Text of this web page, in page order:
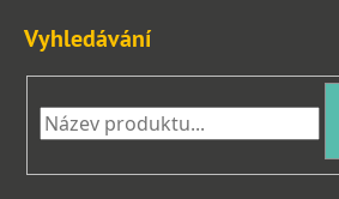
Vyhledávání